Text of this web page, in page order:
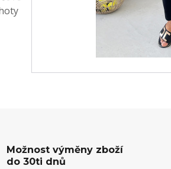
Možnost výměny zboží
do 30ti dnů